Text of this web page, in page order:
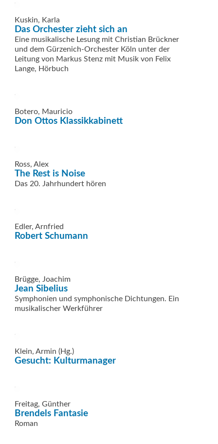
Kuskin, Karla
Das Orchester zieht sich an
Eine musikalische Lesung mit Christian Brückner
und dem Gürzenich-Orchester Köln unter der
Leitung von Markus Stenz mit Musik von Felix
Lange, Hörbuch
Botero, Mauricio
Don Ottos Klassikkabinett
Ross, Alex
The Rest is Noise
Das 20. Jahrhundert hören
Edler, Arnfried
Robert Schumann
Brügge, Joachim
Jean Sibelius
Symphonien und symphonische Dichtungen. Ein
musikalischer Werkführer
Klein, Armin (Hg.)
Gesucht: Kulturmanager
Freitag, Günther
Brendels Fantasie
Roman